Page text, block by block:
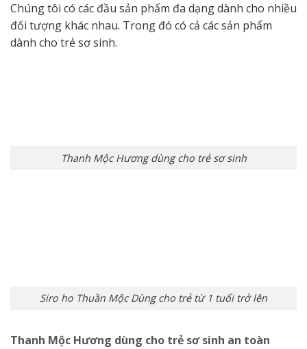
Chúng tôi có các đầu sản phẩm đa dạng dành cho nhiều
đối tượng khác nhau. Trong đó có cả các sản phẩm
dành cho trẻ sơ sinh.
Thanh Mộc Hương dùng cho trẻ sơ sinh
Siro ho Thuần Mộc Dùng cho trẻ từ 1 tuổi trở lên
Thanh Mộc Hương dùng cho trẻ sơ sinh an toàn